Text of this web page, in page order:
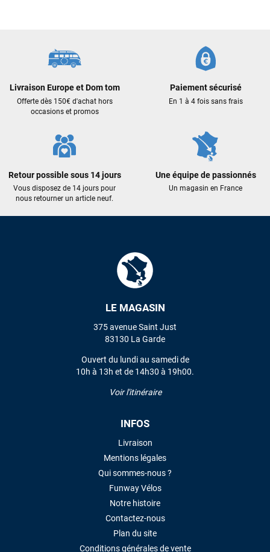
Livraison Europe et Dom tom
Offerte dès 150€ d'achat hors
occasions et promos
Paiement sécurisé
En 1 à 4 fois sans frais
Retour possible sous 14 jours
Vous disposez de 14 jours pour
nous retourner un article neuf.
Une équipe de passionnés
Un magasin en France
LE MAGASIN
375 avenue Saint Just
83130 La Garde
Ouvert du lundi au samedi de
10h à 13h et de 14h30 à 19h00.
Voir l'itinéraire
INFOS
Livraison
Mentions légales
Qui sommes-nous ?
Funway Vélos
Notre histoire
Contactez-nous
Plan du site
Conditions générales de vente
Sébastien BACHELIER
il y a 2 semaines
Cela faisait 6 mois que je galérais à remplacer ma board eux
m'ont trouvé une pépite à laquelle je n'aurais jamais pensé !
Excellent conseil excellent prix et en plus super sympas. Merci
Maronui RICHMOND
J'ai acheté une voile d'occasion depuis Tahiti. Super service.
L'envoi a été rapide. La voile est arrivée en super état.
Mauruuru roa.
LAISSER UN AVIS